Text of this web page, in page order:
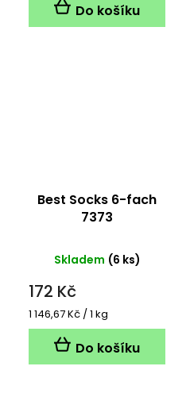
Do košíku
Best Socks 6-fach
7373
Skladem (6 ks)
172 Kč
Měrná
cena:
1 146,67 Kč / 1 kg
Do košíku